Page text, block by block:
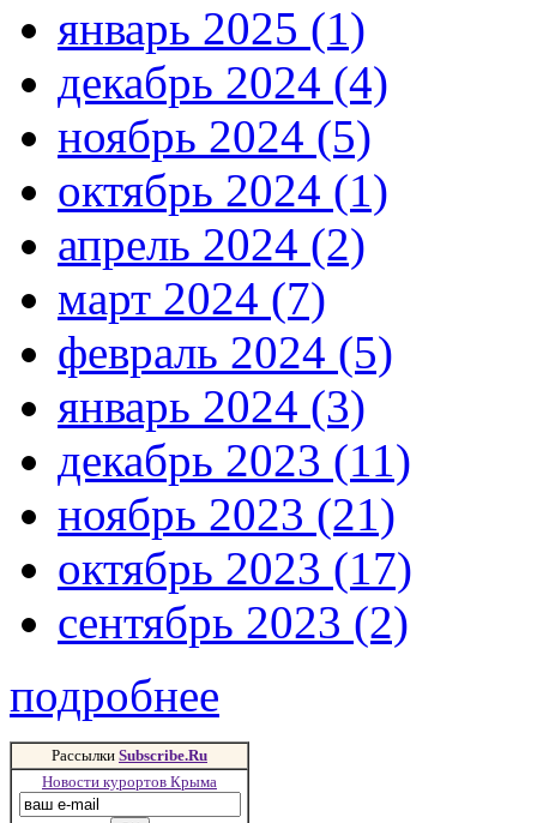
январь 2025 (1)
декабрь 2024 (4)
ноябрь 2024 (5)
октябрь 2024 (1)
апрель 2024 (2)
март 2024 (7)
февраль 2024 (5)
январь 2024 (3)
декабрь 2023 (11)
ноябрь 2023 (21)
октябрь 2023 (17)
сентябрь 2023 (2)
подробнее
Рассылки Subscribe.Ru
Новости курортов Крыма